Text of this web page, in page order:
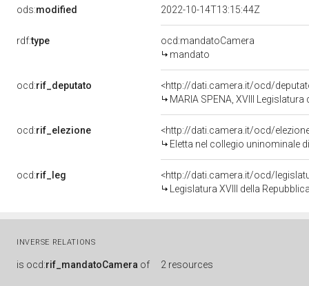
ods:modified 2022-10-14T13:15:44Z
rdf:type
ocd:mandatoCamera
mandato
ocd:rif_deputato
<http://dati.camera.it/ocd/
MARIA SPENA, XVIII
ocd:rif_elezione
<http://dati.camera.it/ocd/
Eletta nel collegio uninominale
ocd:rif_leg
<http://dati.camera.it/ocd/
Legislatura XVIII della
INVERSE RELATIONS
is ocd:rif_mandatoCamera of 2 resources